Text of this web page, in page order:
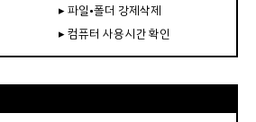
▸ 파일•폴더 강제삭제
▸ 컴퓨터 사용시간 확인